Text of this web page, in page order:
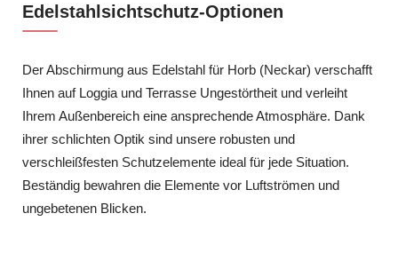
Edelstahlsichtschutz-Optionen
Der Abschirmung aus Edelstahl für Horb (Neckar) verschafft
Ihnen auf Loggia und Terrasse Ungestörtheit und verleiht
Ihrem Außenbereich eine ansprechende Atmosphäre. Dank
ihrer schlichten Optik sind unsere robusten und
verschleißfesten Schutzelemente ideal für jede Situation.
Beständig bewahren die Elemente vor Luftströmen und
ungebetenen Blicken.